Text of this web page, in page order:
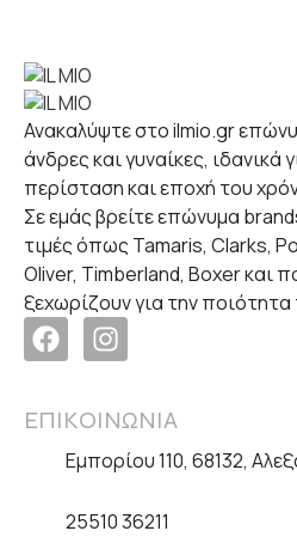
Ανακαλύψτε στο ilmio.gr
άνδρες και γυναίκες, ιδανικά
περίσταση και εποχή του
Σε εμάς βρείτε επώνυμα
τιμές όπως Tamaris, Clarks,
Oliver, Timberland, Boxer και
ξεχωρίζουν για την ποιότητα
ΕΠΙΚΟΙΝΩΝΙΑ
Εμπορίου 110, 68132,
25510 36211